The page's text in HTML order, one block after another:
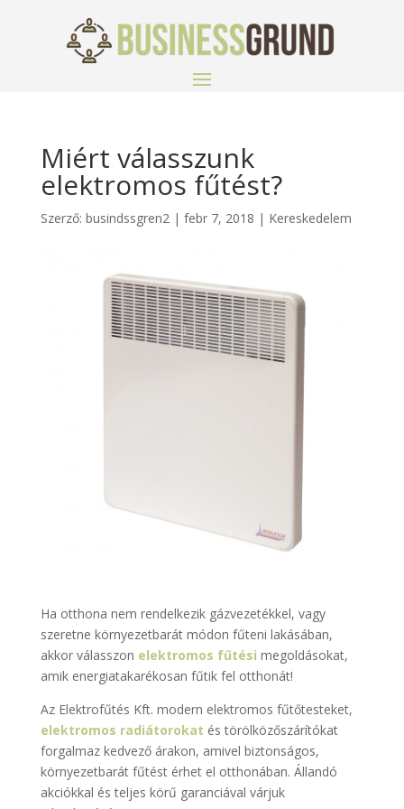
Miért válasszunk
elektromos fűtést?
Szerző: busindssgren2| febr 7, 2018 | Kereskedelem
Ha otthona nem rendelkezik gázvezetékkel, vagy
szeretne környezetbarát módon fűteni lakásában,
akkor válasszon elektromos fűtési megoldásokat,
amik energiatakarékosan fűtik fel otthonát!
Az Elektrofűtés Kft. modern elektromos fűtőtesteket,
elektromos radiátorokat és törölközőszárítókat
forgalmaz kedvező árakon, amivel biztonságos,
környezetbarát fűtést érhet el otthonában. Állandó
akciókkal és teljes körű garanciával várjuk